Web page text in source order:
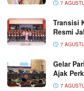
7
Transisi
Resmi
7
Gelar
Ajak
7